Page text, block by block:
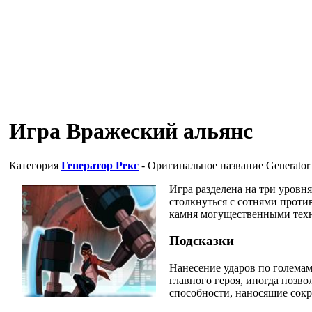
Игра Вражеский альянс
Категория Генератор Рекс - Оригинальное название
Игра разделена на три
столкнуться с сотнями
камня могущественными
Подсказки
Нанесение ударов по
главного героя, иногда
способности, наносящие